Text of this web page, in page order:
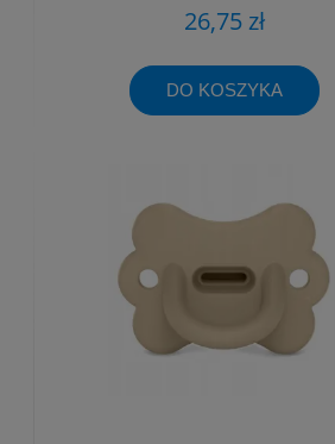
26,75 zł
DO KOSZYKA